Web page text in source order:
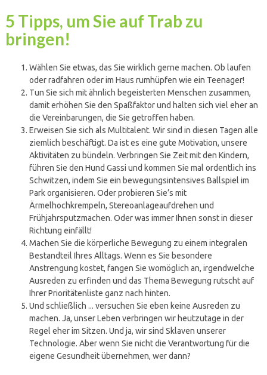
5 Tipps, um Sie auf Trab zu
bringen!
Wählen Sie etwas, das Sie wirklich gerne machen. Ob laufen
oder radfahren oder im Haus rumhüpfen wie ein Teenager!
Tun Sie sich mit ähnlich begeisterten Menschen zusammen,
damit erhöhen Sie den Spaßfaktor und halten sich viel eher an
die Vereinbarungen, die Sie getroffen haben.
Erweisen Sie sich als Multitalent. Wir sind in diesen Tagen alle
ziemlich beschäftigt. Da ist es eine gute Motivation, unsere
Aktivitäten zu bündeln. Verbringen Sie Zeit mit den Kindern,
führen Sie den Hund Gassi und kommen Sie mal ordentlich ins
Schwitzen, indem Sie ein bewegungsintensives Ballspiel im
Park organisieren. Oder probieren Sie’s mit
Ärmelhochkrempeln, Stereoanlageaufdrehen und
Frühjahrsputzmachen. Oder was immer Ihnen sonst in dieser
Richtung einfällt!
Machen Sie die körperliche Bewegung zu einem integralen
Bestandteil Ihres Alltags. Wenn es Sie besondere
Anstrengung kostet, fangen Sie womöglich an, irgendwelche
Ausreden zu erfinden und das Thema Bewegung rutscht auf
Ihrer Prioritätenliste ganz nach hinten.
Und schließlich ... versuchen Sie eben keine Ausreden zu
machen. Ja, unser Leben verbringen wir heutzutage in der
Regel eher im Sitzen. Und ja, wir sind Sklaven unserer
Technologie. Aber wenn Sie nicht die Verantwortung für die
eigene Gesundheit übernehmen, wer dann?